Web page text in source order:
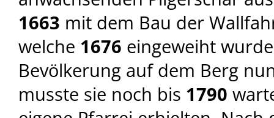
1663 mit dem Bau der
welche 1676 eingeweiht
Bevölkerung auf dem Berg
musste sie noch bis 1790